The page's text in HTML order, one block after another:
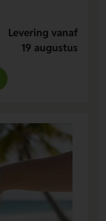
Levering vanaf
19 augustus